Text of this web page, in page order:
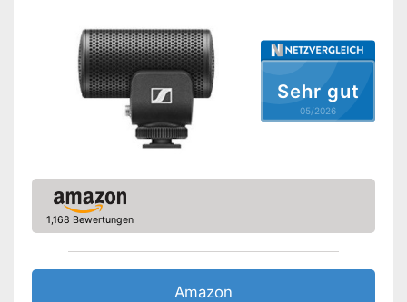
Akku, AA-Batterie
Vorteile
Mit einem Kopfhörer-
Anschluss ausgestattet
USB-Anschluss ist vorhanden
LAN-Verbindung möglich
Sehr gut
05/2026
1,168 Bewertungen
Amazon